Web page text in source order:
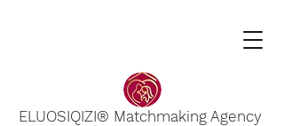
ELUOSIQIZI® Matchmaking Agency